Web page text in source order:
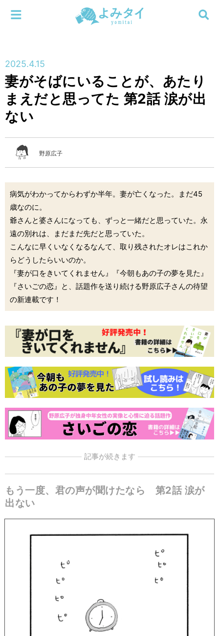
連載
編集部
検索する
メニューを閉じる
2025.4.15
妻がそばにいることが、あたり
まえだと思ってた 第2話 涙が出
ない
野原広子
病気がわかってからわずか半年。妻が亡くなった。まだ45
歳なのに。
爺さんと婆さんになっても、ずっと一緒だと思っていた。永
遠の別れは、まだまだ先だと思っていた。
こんなに早くいなくなるなんて、取り残されたオレはこれか
らどうしたらいいのか。
『妻が口をきいてくれません』『今朝もあの子の夢を見た』
『さいごの恋』と、話題作を送り続ける野原広子さんの待望
の新連載です！
記事が続きます
もう一度、君の声が聞けたなら 第2話 涙が
出ない